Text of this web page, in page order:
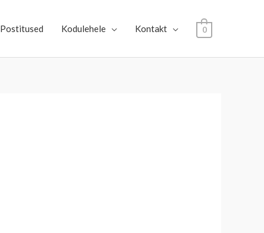
Postitused Kodulehele Kontakt 0